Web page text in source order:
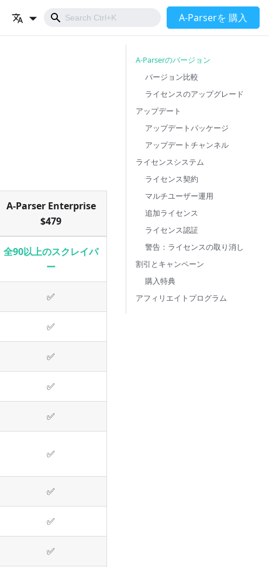
A-Parserを 購入
A-Parser Enterprise
$479
全90以上のスクレイパ
ー
✅
✅
✅
✅
✅
✅
✅
✅
✅
A-Parserのバージョン
バージョン比較
ライセンスのアップグレード
アップデート
アップデートパッケージ
アップデートチャンネル
ライセンスシステム
ライセンス契約
マルチユーザー運用
追加ライセンス
ライセンス認証
警告：ライセンスの取り消し
割引とキャンペーン
購入特典
アフィリエイトプログラム